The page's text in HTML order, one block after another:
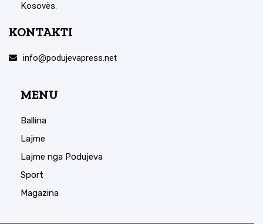
Kosovës.
KONTAKTI
info@podujevapress.net
MENU
Ballina
Lajme
Lajme nga Podujeva
Sport
Magazina